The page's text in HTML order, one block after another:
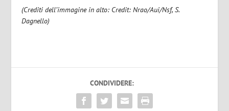
(Crediti dell’immagine in alto: Credit: Nrao/Aui/Nsf, S.
Dagnello)
CONDIVIDERE: